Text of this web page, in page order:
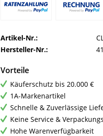
Artikel-Nr.:
Hersteller-Nr.:
Vorteile
Käuferschutz bis 20.000 €
1A-Markenartikel
Schnelle & Zuverlässige
Keine Service &
Hohe Warenverfügbarkeit